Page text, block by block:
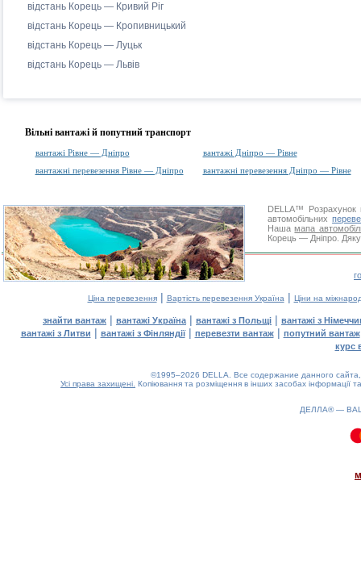
відстань Корець — Кривий Ріг
відстань Корець — Кропивницький
відстань Корець — Луцьк
відстань Корець — Львів
Вільні вантажі й попутний транспорт
вантажі Рівне — Дніпро
вантажі Дніпро — Рівне
вантажні перевезення Рівне — Дніпро
вантажні перевезення Дніпро — Рівне
DELLA™
Розрахунок
автомобільних
Нашамапа
Корець — Дніпро.
Ціна перевезення| Вартість перевезення Україна | Ціни на
знайти вантаж | вантажі Україна | вантажі з Польщі | вантажі з
вантажі з Литви | вантажі з Фінляндії| перевезти вантаж| попутний вантаж
курс
©1995–2026 DELLA. Все содержание данного
Усі права захищені. Копіювання та розміщення в інших засобах інформації
ДЕЛЛА® —